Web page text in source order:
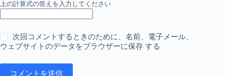
上の計算式の答えを入力してください
次回コメントするときのために、名前、電子メール、
ウェブサイトのデータをブラウザーに保存 する
コメントを送信